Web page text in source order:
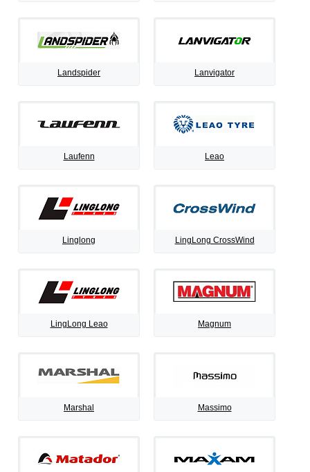
Landspider Lanvigator
Laufenn Leao
Linglong LingLong CrossWind
LingLong Leao Magnum
Marshal Massimo